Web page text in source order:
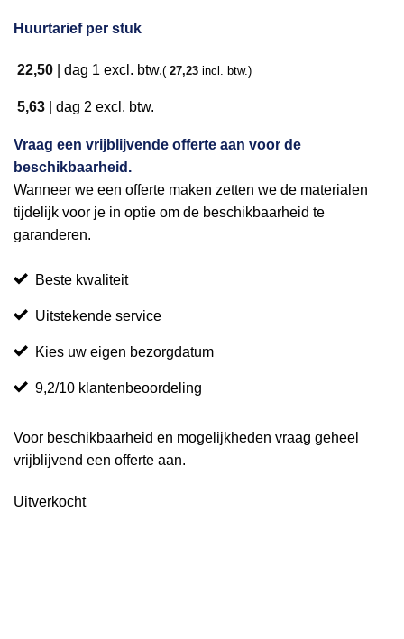
Huurtarief per stuk
22,50 dag 1 excl. btw.( 27,23 incl. btw.)
5,63 dag 2 excl. btw.
Vraag een vrijblijvende offerte aan voor de
beschikbaarheid.
Wanneer we een offerte maken zetten we de materialen
tijdelijk voor je in optie om de beschikbaarheid te
garanderen.
Beste kwaliteit
Uitstekende service
Kies uw eigen bezorgdatum
9,2/10 klantenbeoordeling
Voor beschikbaarheid en mogelijkheden vraag geheel
vrijblijvend een offerte aan.
Uitverkocht